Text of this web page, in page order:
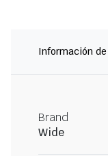
Información
Brand
Wide